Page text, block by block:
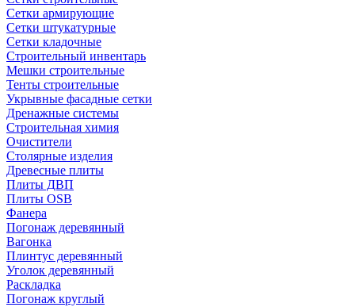
Сетки армирующие
Сетки штукатурные
Сетки кладочные
Строительный инвентарь
Мешки строительные
Тенты строительные
Укрывные фасадные сетки
Дренажные системы
Строительная химия
Очистители
Столярные изделия
Древесные плиты
Плиты ДВП
Плиты OSB
Фанера
Погонаж деревянный
Вагонка
Плинтус деревянный
Уголок деревянный
Раскладка
Погонаж круглый